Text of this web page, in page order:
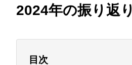
2024年の振り返り
目次